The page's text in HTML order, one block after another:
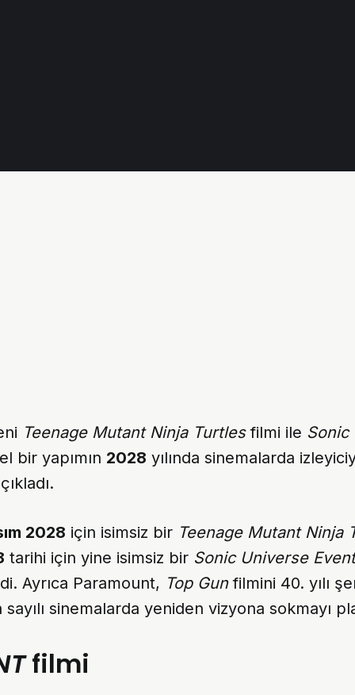
Teenage Mutant Ninja Turtlesfilmi ile Sonic
bir yapımın 2028 yılında sinemalarda
2028 için isimsiz bir Teenage Mutant Ninja
tarihi için yine isimsiz bir Sonic Universe
Ayrıca Paramount, Top Gunfilmini 40. yılı
sinemalarda yeniden vizyona sokmayı
filmi